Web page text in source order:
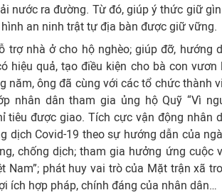
nước ra đường. Từ đó, giúp ý thức giữ
an ninh trật tự địa bàn được giữ vững.
trợ nhà ở cho hộ nghèo; giúp đỡ, hướng
hiệu quả, tạo điều kiện cho bà con vươn
năm, ông đã cùng với các tổ chức thành
nhân dân tham gia ủng hộ Quỹ “Vì
tiêu được giao. Tích cực vận động nhân
dịch Covid-19 theo sự hướng dẫn của
chống dịch; tham gia hưởng ứng cuộc
Nam”; phát huy vai trò của Mặt trận xã
ích hợp pháp, chính đáng của nhân dân…